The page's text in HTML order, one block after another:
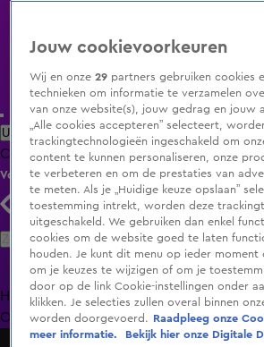
Uitzending Gemist Populaire programma's Zenders
ClipsFilmsRadioSmart TV inlogShop
Volg KIJK
Zoeken
HomeUitzending Gemist Programma's
OranjezomerLivestreamsShop
Jouw cookievoorkeuren
Wij en onze29 partners gebruiken cookies
technieken om informatie te verzamelen
van onze website(s), jouw gedrag en jouw
„Alle cookies accepteren” selecteert,
trackingtechnologieën ingeschakeld om
content te kunnen personaliseren, onze
te verbeteren en om de prestaties van
te meten. Als je „Huidige keuze opslaan”
toestemming intrekt, worden deze
uitgeschakeld. We gebruiken dan enkel
cookies om de website goed te laten
houden. Je kunt dit menu op ieder moment
om je keuzes te wijzigen of om je
door op de link Cookie-instellingen onder
klikken. Je selecties zullen overal binnen
worden doorgevoerd.
Raadpleeg onze
meer informatie.
Bekijk hier onze Digitale